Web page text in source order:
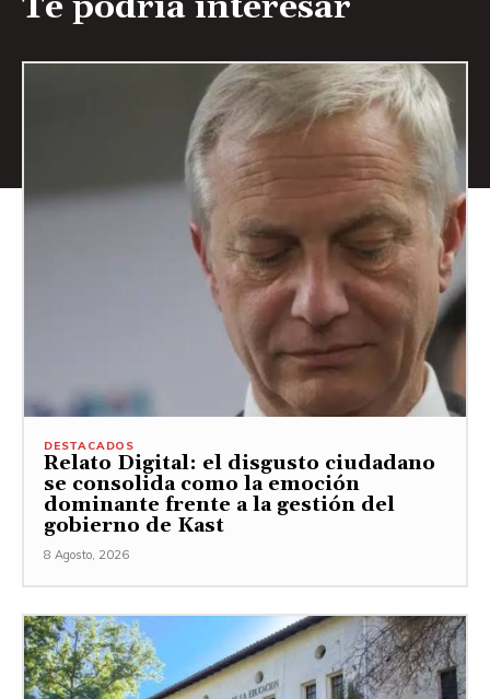
DESTACADOS
Relato Digital: el disgusto ciudadano
se consolida como la emoción
dominante frente a la gestión del
gobierno de Kast
8 Agosto, 2026